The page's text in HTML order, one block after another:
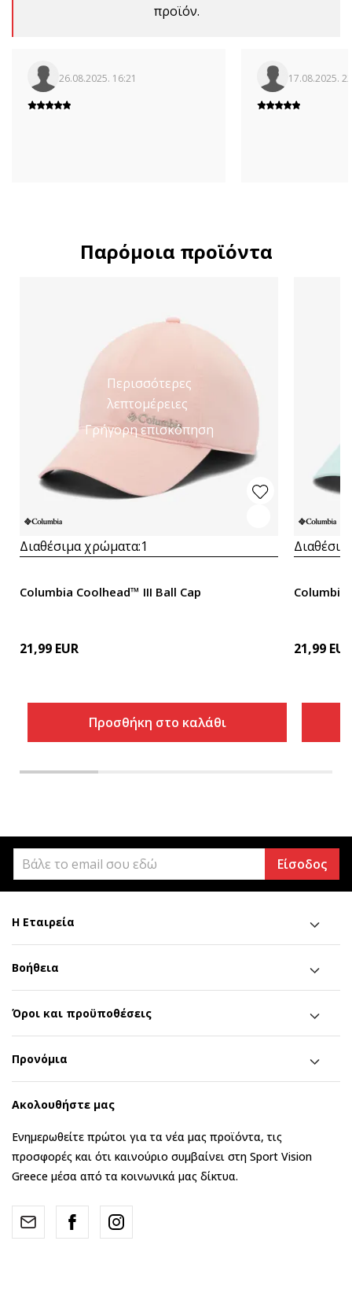
προϊόν.
26.08.2025. 16:21 17.08.2025.
Παρόμοια προϊόντα
Περισσότερες
λεπτομέρειες
Γρήγορη επισκόπηση
Διαθέσιμα χρώματα:1
Columbia Coolhead™ III Ball Cap
21,99 EUR
Προσθήκη στο καλάθι
Columbia
21,99 EUR
Είσοδος
Η Εταιρεία
Βοήθεια
Όροι και προϋποθέσεις
Προνόμια
Ακολουθήστε μας
Ενημερωθείτε πρώτοι για τα νέα μας προϊόντα, τις
προσφορές και ότι καινούριο συμβαίνει στη Sport Vision
Greece μέσα από τα κοινωνικά μας δίκτυα.